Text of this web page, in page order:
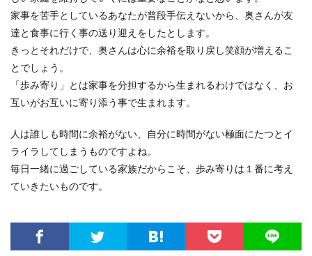
家事を苦手としているあなたが普段手伝えないから、奥さんが友
達と食事に行く事の送り迎えをしたとします。
きっとそれだけで、奥さんは心に余裕を取り戻し笑顔が増えるこ
とでしょう。
「歩み寄り」とは家事を分担するから生まれるわけではなく、お
互いがお互いに寄り添う事で生まれます。
人は誰しも時間に余裕がない、自分に時間がない極面にたつとイ
ライラしてしまうものですよね。
毎日一緒に過ごしている家族だからこそ、歩み寄りは１番に考え
ていきたいものです。